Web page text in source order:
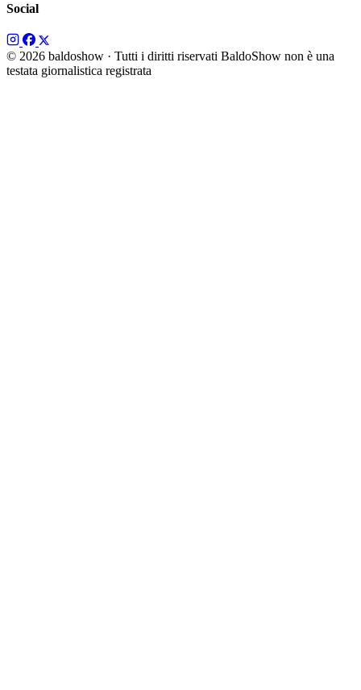
Social
© 2026 baldoshow · Tutti i diritti riservati BaldoShow non è una
testata giornalistica registrata